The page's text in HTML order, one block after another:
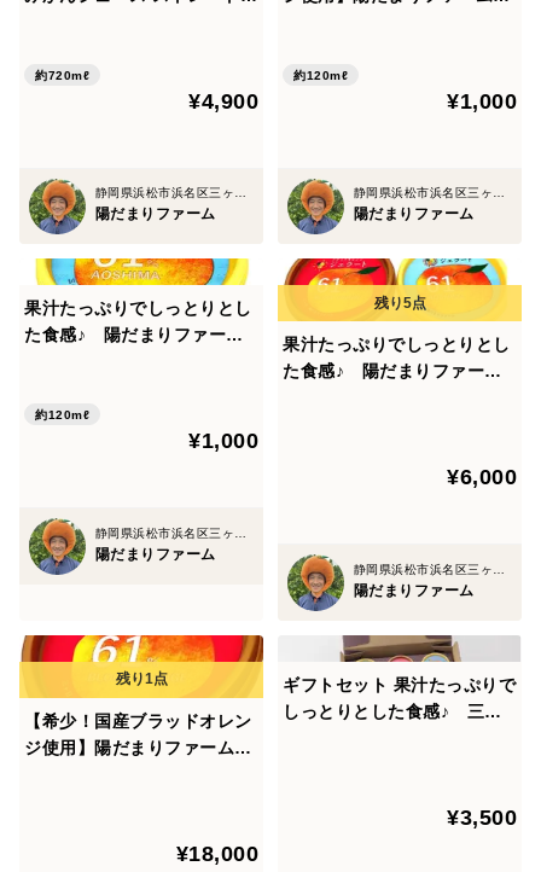
半解凍の状態でも漬け込みは可能
※常温で急に解凍すると皮が破れやすくなるため、避け
■ 解凍後の注意点
傷んでいる梅や皮が破れているものは取り除く
塩分濃度は15%以上を推奨（カビ防止）
🍱 冷凍梅を使った梅干しレシピ（基本の白干し）
冷凍梅……1kg
粗塩……180g（※塩分18%）
約720mℓ
¥4,900
静岡県浜松市浜名区三ヶ日町
陽だまりファーム
ジェラート 1個 果汁６
約120mℓ
¥1,000
静岡県浜松市浜名区三ヶ日町
陽だまりファーム
果汁たっぷりでしっとりとし
た食感♪ 陽だまりファー
１％使用！
約120mℓ
¥1,000
陽だまりファーム
果汁たっぷりでしっとりとし
た食感♪ 陽だまりファー
¥6,000
陽だまりファーム
【希少！国産ブラッドオレン
ジ使用】陽だまりファーム
¥18,000
ギフトセット 果汁たっぷりで
しっとりとした食感♪ 三ヶ
¥3,500